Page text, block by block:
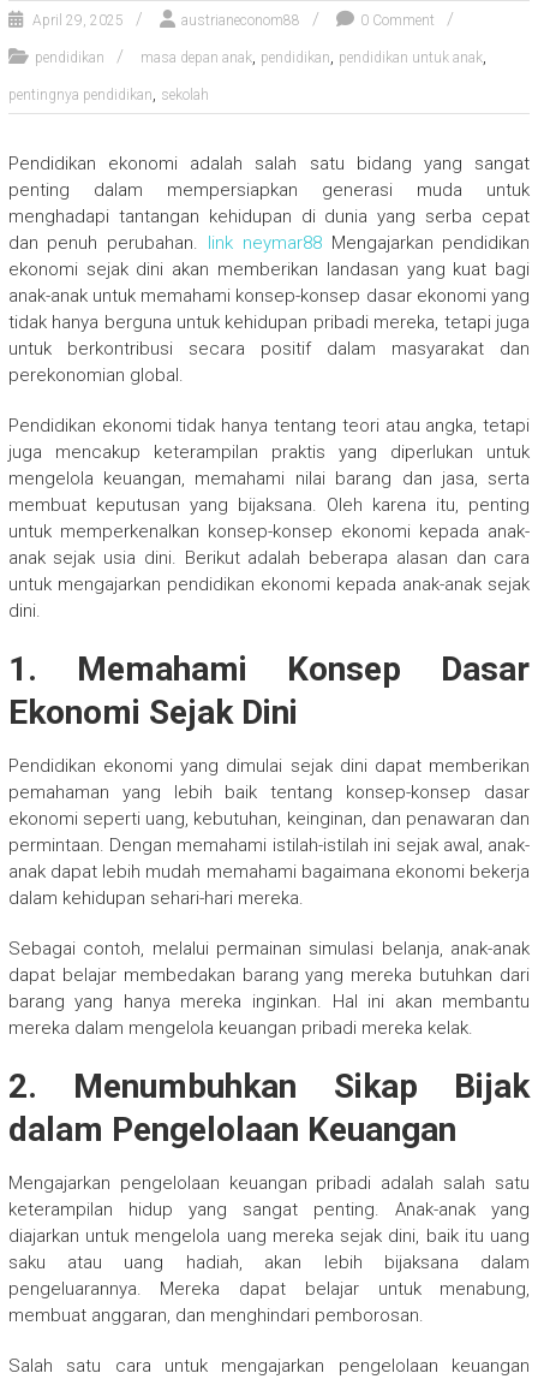
April 29, 2025 austrianeconom88 0 Comment
pendidikan masa depan anak, pendidikan, pendidikan untuk anak,
pentingnya pendidikan, sekolah
Pendidikan ekonomi adalah salah satu bidang yang sangat
penting dalam mempersiapkan generasi muda untuk
menghadapi tantangan kehidupan di dunia yang serba cepat
dan penuh perubahan. link neymar88Mengajarkan pendidikan
ekonomi sejak dini akan memberikan landasan yang kuat bagi
anak-anak untuk memahami konsep-konsep dasar ekonomi yang
tidak hanya berguna untuk kehidupan pribadi mereka, tetapi juga
untuk berkontribusi secara positif dalam masyarakat dan
perekonomian global.
Pendidikan ekonomi tidak hanya tentang teori atau angka, tetapi
juga mencakup keterampilan praktis yang diperlukan untuk
mengelola keuangan, memahami nilai barang dan jasa, serta
membuat keputusan yang bijaksana. Oleh karena itu, penting
untuk memperkenalkan konsep-konsep ekonomi kepada anak-
anak sejak usia dini. Berikut adalah beberapa alasan dan cara
untuk mengajarkan pendidikan ekonomi kepada anak-anak sejak
dini.
1. Memahami Konsep Dasar
Ekonomi Sejak Dini
Pendidikan ekonomi yang dimulai sejak dini dapat memberikan
pemahaman yang lebih baik tentang konsep-konsep dasar
ekonomi seperti uang, kebutuhan, keinginan, dan penawaran dan
permintaan. Dengan memahami istilah-istilah ini sejak awal, anak-
anak dapat lebih mudah memahami bagaimana ekonomi bekerja
dalam kehidupan sehari-hari mereka.
Sebagai contoh, melalui permainan simulasi belanja, anak-anak
dapat belajar membedakan barang yang mereka butuhkan dari
barang yang hanya mereka inginkan. Hal ini akan membantu
mereka dalam mengelola keuangan pribadi mereka kelak.
2. Menumbuhkan Sikap Bijak
dalam Pengelolaan Keuangan
Mengajarkan pengelolaan keuangan pribadi adalah salah satu
keterampilan hidup yang sangat penting. Anak-anak yang
diajarkan untuk mengelola uang mereka sejak dini, baik itu uang
saku atau uang hadiah, akan lebih bijaksana dalam
pengeluarannya. Mereka dapat belajar untuk menabung,
membuat anggaran, dan menghindari pemborosan.
Salah satu cara untuk mengajarkan pengelolaan keuangan